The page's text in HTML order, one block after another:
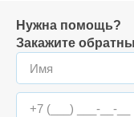
Нужна помощь?
Закажите